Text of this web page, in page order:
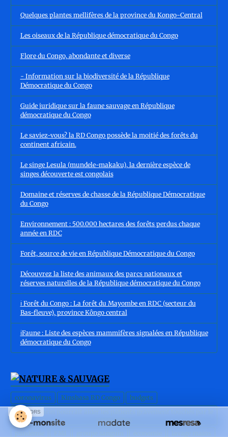
Quelques plantes mellifères de la province du Kongo-Central
Les oiseaux de la République démocratique du Congo
Flore du Congo, abondante et diverse
- Information sur la biodiversité de la République
Démocratique du Congo
Guide juridique sur la faune sauvage en République
démocratique du Congo
Le saviez-vous? la RD Congo possède la moitié des forêts du
continent africain.
Le singe Lesula (mundele-makaku), la dernière espèce de
singes découverte est congolais
Domaine et réserves de chasse de la République Démocratique
du Congo
Environnement : 500.000 hectares des forêts perdus chaque
année en RDC
Forêt, source de vie en République Démocratique du Congo
Découvrez la liste des animaux des parcs nationaux et
réserves naturelles de la République démocratique du Congo
ℹ️ Forêt du Congo : La forêt du Mayombe en RDC (secteur du
Bas-fleuve), province Kôngo central
ℹ️Faune : Liste des espèces mammifères signalées en République
démocratique du Congo
coronavirus Kinshasa RD Congo
budgets
un ver marin pourrait aider les patients gravement touchés par le
coronavirus
SPONSORS